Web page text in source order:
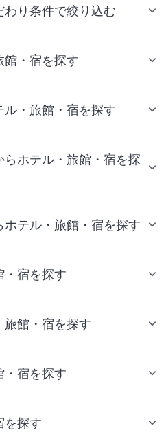
わり条件で絞り込む
館・宿を探す
・旅館・宿を探す
ホテル・旅館・宿を探
テル・旅館・宿を探す
・宿を探す
旅館・宿を探す
・宿を探す
を探す